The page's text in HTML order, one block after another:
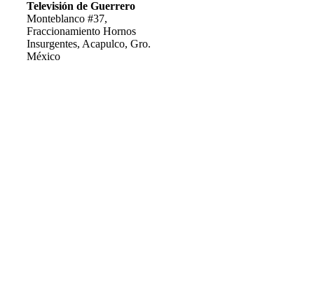
Televisión de Guerrero
Monteblanco #37,
Fraccionamiento Hornos
Insurgentes, Acapulco, Gro.
México